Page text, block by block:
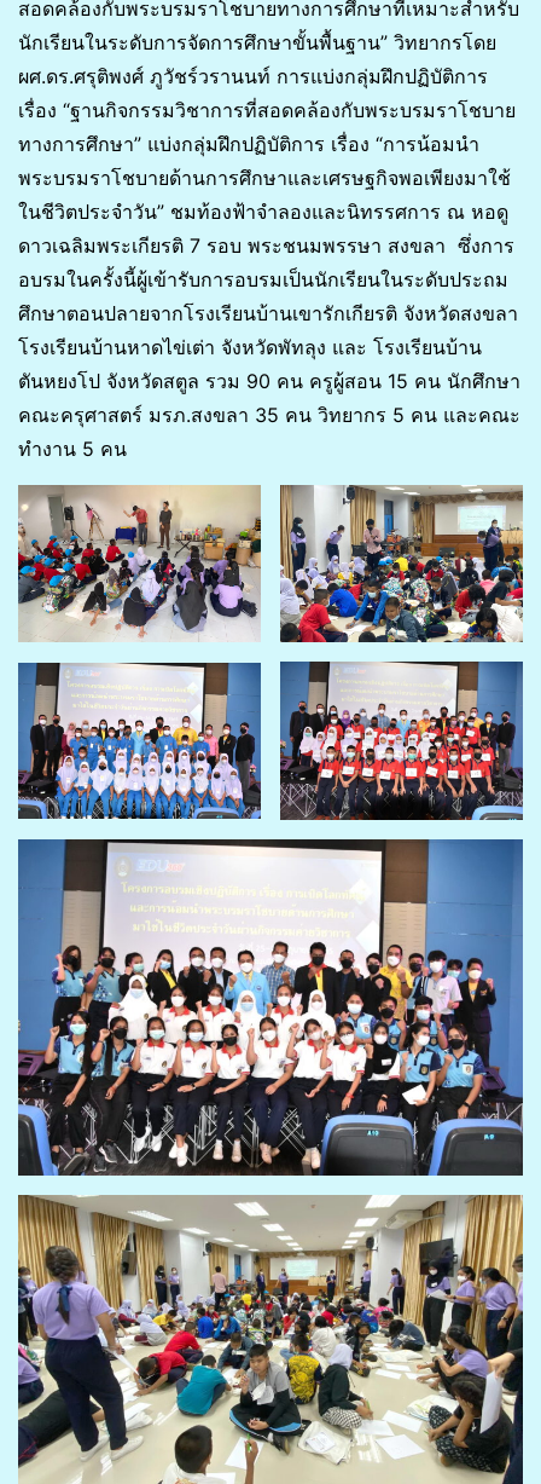
สอดคล้องกับพระบรมราโชบายทางการศึกษาที่เหมาะสำหรับ
นักเรียนในระดับการจัดการศึกษาขั้นพื้นฐาน” วิทยากรโดย
ผศ.ดร.ศรุติพงศ์ ภูวัชร์วรานนท์ การแบ่งกลุ่มฝึกปฏิบัติการ
เรื่อง “ฐานกิจกรรมวิชาการที่สอดคล้องกับพระบรมราโชบาย
ทางการศึกษา” แบ่งกลุ่มฝึกปฏิบัติการ เรื่อง “การน้อมนำ
พระบรมราโชบายด้านการศึกษาและเศรษฐกิจพอเพียงมาใช้
ในชีวิตประจำวัน” ชมท้องฟ้าจำลองและนิทรรศการ ณ หอดู
ดาวเฉลิมพระเกียรติ 7 รอบ พระชนมพรรษา สงขลา ซึ่งการ
อบรมในครั้งนี้ผู้เข้ารับการอบรมเป็นนักเรียนในระดับประถม
ศึกษาตอนปลายจากโรงเรียนบ้านเขารักเกียรติ จังหวัดสงขลา
โรงเรียนบ้านหาดไข่เต่า จังหวัดพัทลุง และ โรงเรียนบ้าน
ตันหยงโป จังหวัดสตูล รวม 90 คน ครูผู้สอน 15 คน นักศึกษา
คณะครุศาสตร์ มรภ.สงขลา 35 คน วิทยากร 5 คน และคณะ
ทำงาน 5 คน